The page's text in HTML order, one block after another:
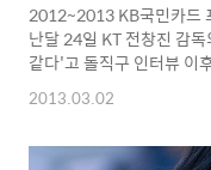
2012~2013 KB국민카드
난달 24일 KT 전창진 감
같다'고 돌직구 인터뷰 이
복... KT는 4쿼터 중반 제
나, 존슨이 드리블 하다가
는 3점슛 10개를 집중시
2013.03.02